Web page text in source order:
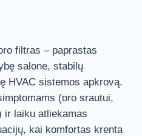
filtras – paprastas
salone, stabilų
HVAC sistemos apkrovą.
(oro srautui,
ir laiku atliekamas
kai komfortas krenta